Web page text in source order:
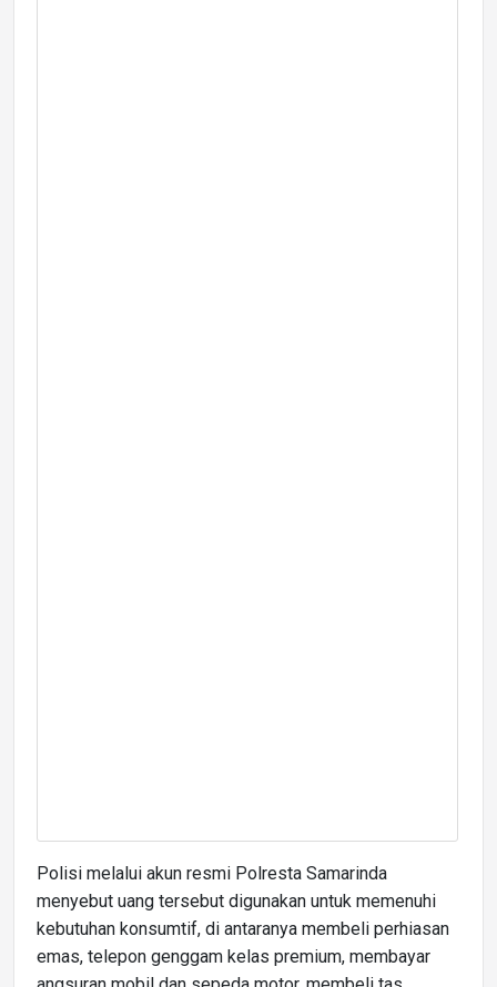
Polisi melalui akun resmi Polresta Samarinda
menyebut uang tersebut digunakan untuk memenuhi
kebutuhan konsumtif, di antaranya membeli perhiasan
emas, telepon genggam kelas premium, membayar